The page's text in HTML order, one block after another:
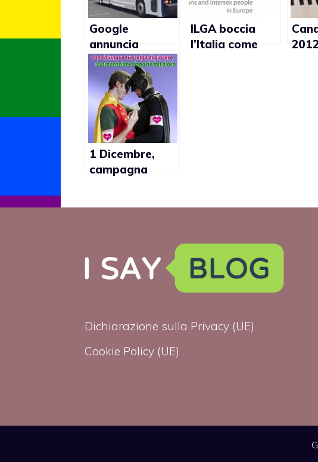
Google
annuncia
campagna
globale per
legalizzare il
matrimonio gay
ILGA boccia
l’Italia come
1 Dicembre,
campagna
Dichiarazione sulla Privacy (UE)
Cookie Policy (UE)